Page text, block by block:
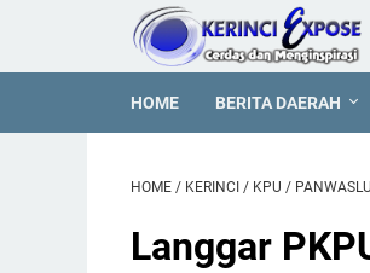
HOME BERITA DAERAH
HOME / KERINCI / KPU / PANWASLU
Langgar